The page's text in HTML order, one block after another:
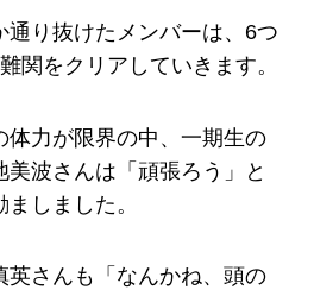
通り抜けたメンバーは、6つ
関をクリアしていきます。
体力が限界の中、一期生の
波さんは「頑張ろう」と
しました。
英さんも「なんかね、頭の